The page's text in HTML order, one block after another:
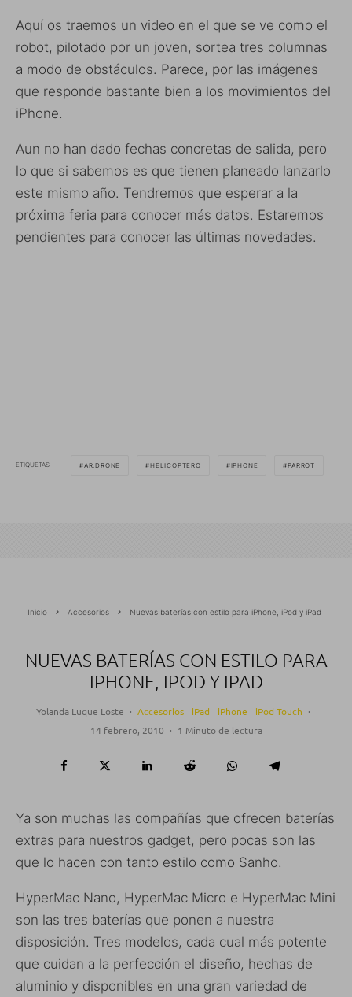
Aquí os traemos un video en el que se ve como el
robot, pilotado por un joven, sortea tres columnas
a modo de obstáculos. Parece, por las imágenes
que responde bastante bien a los movimientos del
iPhone.
Aun no han dado fechas concretas de salida, pero
lo que si sabemos es que tienen planeado lanzarlo
este mismo año. Tendremos que esperar a la
próxima feria para conocer más datos. Estaremos
pendientes para conocer las últimas novedades.
ETIQUETAS AR.DRONE HELICOPTERO IPHONE PARROT
Inicio Accesorios Nuevas baterías con estilo para iPhone, iPod y iPad
NUEVAS BATERÍAS CON ESTILO PARA
IPHONE, IPOD Y IPAD
Yolanda Luque Loste · Accesorios iPad iPhone iPod Touch ·
14 febrero, 2010 · 1 Minuto de lectura
Ya son muchas las compañías que ofrecen baterías
extras para nuestros gadget, pero pocas son las
que lo hacen con tanto estilo como Sanho.
HyperMac Nano, HyperMac Micro e HyperMac Mini
son las tres baterías que ponen a nuestra
disposición. Tres modelos, cada cual más potente
que cuidan a la perfección el diseño, hechas de
aluminio y disponibles en una gran variedad de